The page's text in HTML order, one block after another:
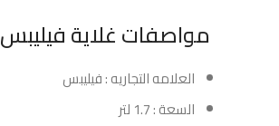
مواصفات غلاية فيليبس 2200 وات 1.7 لتر – استيل :
العلامه التجاريه : فيليبس
السعة : 1.7 لتر